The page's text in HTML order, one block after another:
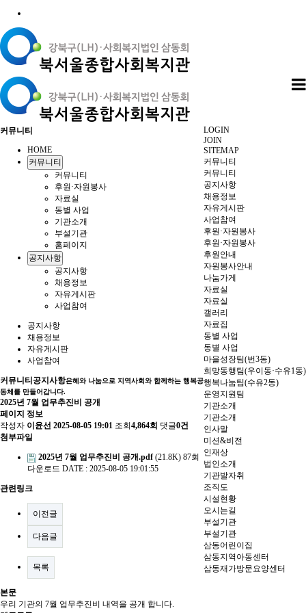
LOGIN
JOIN
SITEMAP
커뮤니티
커뮤니티
공지사항
채용정보
자유게시판
사업참여
후원·자원봉사
후원·자원봉사
후원안내
자원봉사안내
나눔가게
자료실
자료실
갤러리
자료집
동별 사업
동별 사업
마을성장팀(번3동)
희망동행팀(우이동·수유1동)
행복나눔팀(수유2동)
운영지원팀
기관소개
기관소개
인사말
미션&비전
인재상
법인소개
기관발자취
조직도
시설현황
오시는길
부설기관
부설기관
삼동어린이집
삼동지역아동센터
삼동재가방문요양센터
커뮤니티
HOME
커뮤니티
커뮤니티
후원·자원봉사
자료실
동별 사업
기관소개
부설기관
홈페이지
공지사항
공지사항
채용정보
자유게시판
사업참여
공지사항
채용정보
자유게시판
사업참여
커뮤니티 공지사항은혜와 나눔으로 지역사회와 함께하는 행복공
동체를 만들어갑니다.
2025년 7월 업무추진비 공개
페이지 정보
작성자 이윤선 2025-08-05 19:01 조회 4,864회 댓글0건
첨부파일
2025년 7월 업무추진비 공개.pdf(21.8K) 87회
다운로드 DATE : 2025-08-05 19:01:55
관련링크
이전글
다음글
목록
본문
우리 기관의 7월 업무추진비 내역을 공개 합니다.